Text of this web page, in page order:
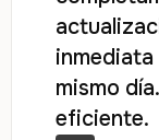
mismo
eficiente.